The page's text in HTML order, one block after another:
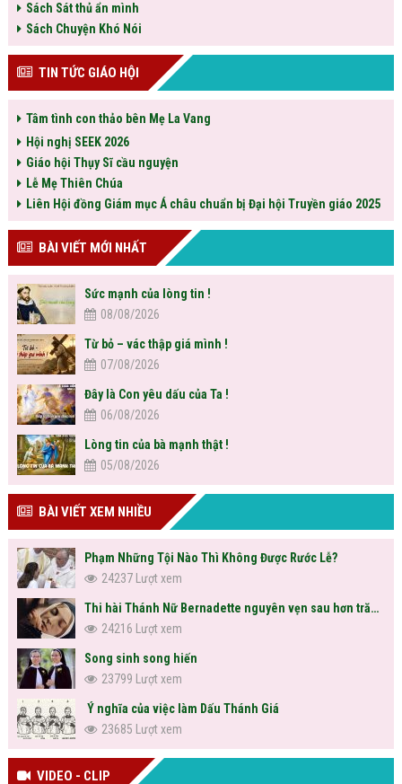
Sách Sát thủ ẩn mình
Sách Chuyện Khó Nói
TIN TỨC GIÁO HỘI
Tâm tình con thảo bên Mẹ La Vang
Hội nghị SEEK 2026
Giáo hội Thụy Sĩ cầu nguyện
Lễ Mẹ Thiên Chúa
Liên Hội đồng Giám mục Á châu chuẩn bị Đại hội Truyền giáo 2025
BÀI VIẾT MỚI NHẤT
Sức mạnh của lòng tin !
08/08/2026
Từ bỏ – vác thập giá mình !
07/08/2026
Đây là Con yêu dấu của Ta !
06/08/2026
Lòng tin của bà mạnh thật !
05/08/2026
BÀI VIẾT XEM NHIỀU
Phạm Những Tội Nào Thì Không Được Rước Lễ?
24237 Lượt xem
Thi hài Thánh Nữ Bernadette nguyên vẹn sau hơn trăm năm
24216 Lượt xem
Song sinh song hiến
23799 Lượt xem
Ý nghĩa của việc làm Dấu Thánh Giá
23685 Lượt xem
VIDEO - CLIP